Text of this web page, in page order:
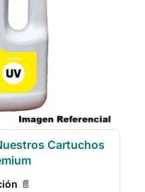
Cartuchos
📄